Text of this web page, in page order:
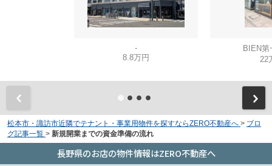
-
8.8万円
BIEN
22
松本市・諏訪市近隣でテナント・事業用物件を探すならZERO不動産へ > ブロ
グ記事一覧 > 新規開業までの資金準備の流れ
長野県のお店の物件情報はZERO不動産へ